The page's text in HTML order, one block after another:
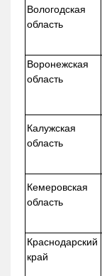
Вологодская
область
Воронежская
область
Калужская
область
Кемеровская
область
Краснодарский
край